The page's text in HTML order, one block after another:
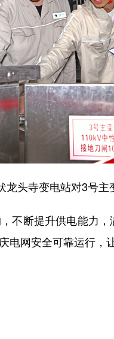
头寺变电站对3号主
断提升供电能力，
网安全可靠运行，